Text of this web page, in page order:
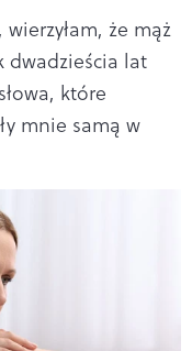
że mąż
dwadzieścia lat
które
mnie samą w